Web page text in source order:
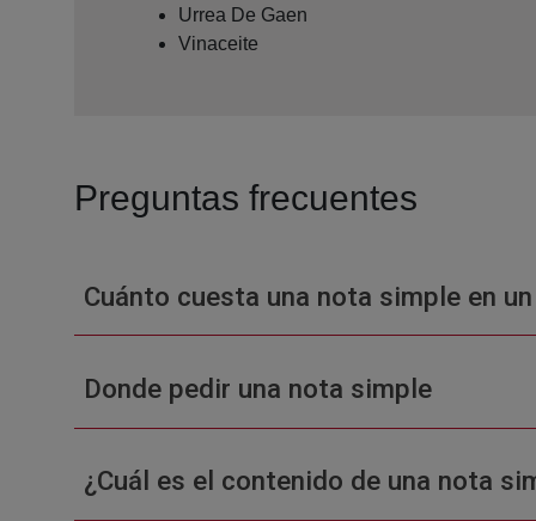
Urrea De Gaen
Vinaceite
Preguntas frecuentes
Cuánto cuesta una nota simple en
Donde pedir una nota simple
¿Cuál es el contenido de una nota